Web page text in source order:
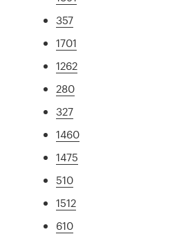
357
1701
1262
280
327
1460
1475
510
1512
610